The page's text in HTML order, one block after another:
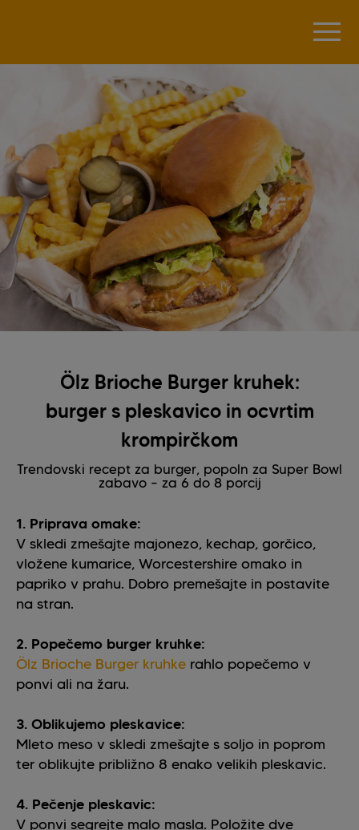
Ölz Brioche Burger kruhek:
burger s pleskavico in ocvrtim
krompirčkom
Trendovski recept za burger, popoln za Super Bowl
zabavo – za 6 do 8 porcij
1. Priprava omake:
V skledi zmešajte majonezo, kechap, gorčico,
vložene kumarice, Worcestershire omako in
papriko v prahu. Dobro premešajte in postavite
na stran.
2. Popečemo burger kruhke:
Ölz Brioche Burger kruhke rahlo popečemo v
ponvi ali na žaru.
3. Oblikujemo pleskavice:
Mleto meso v skledi zmešajte s soljo in poprom
ter oblikujte približno 8 enako velikih pleskavic.
4. Pečenje pleskavic:
V ponvi segrejte malo masla. Položite dve